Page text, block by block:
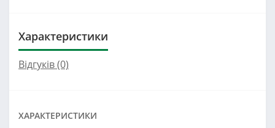
Характеристики
Відгуків (0)
ХАРАКТЕРИСТИКИ